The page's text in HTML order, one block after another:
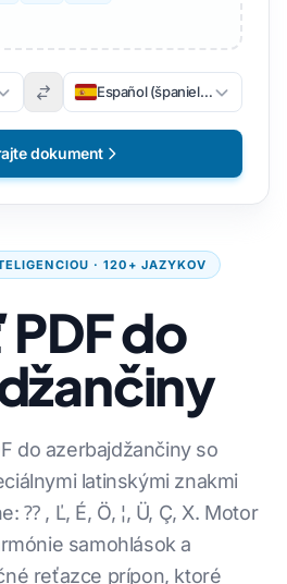
· 120+ JAZYKOV
do
do azerbajdžančiny so
latinskými znakmi
⁇ , Ľ, É, Ö, ¦, Ü, Ç, X. Motor
samohlások a
reťazce prípon, ktoré
Español (španielsky)
dokument